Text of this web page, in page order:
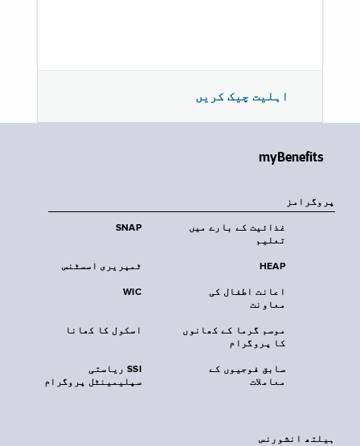
اہلیت چیک کریں
myBenefits
پروگرامز
SNAP
غذائیت کے بارے میں
تعلیم
ٹمپریری اسسٹنس HEAP
WIC
اعانت اطفال کی
معاونت
اسکول کا کھانا
موسم گرما کے کھانوں
کا پروگرام
SSI ریاستی
سپلیمینٹل پروگرام
سابق فوجیوں کے
معاملات
‏ہیلتھ انشورنس